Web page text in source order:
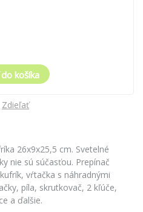
košíka
Zdieľať
26x9x25,5 cm. Svetelné
nie sú súčasťou. Prepínač
vŕtačka s náhradnými
píla, skrutkovač, 2 kľúče,
a ďalšie.